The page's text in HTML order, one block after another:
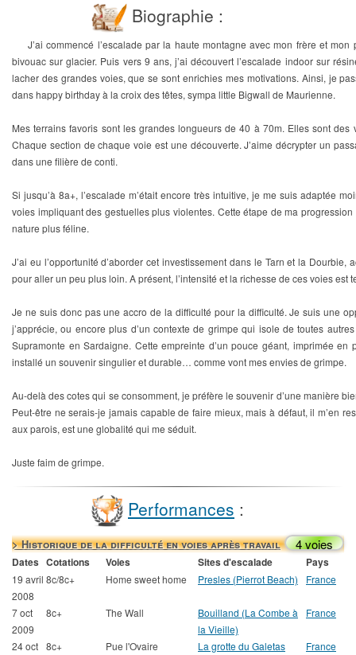
Biographie :
J’ai commencé l’escalade par la haute montagne avec mon frère et
bivouac sur glacier. Puis vers 9 ans, j’ai découvert l’escalade indoor sur
lacher des grandes voies, que se sont enrichies mes motivations. Ainsi, je
dans happy birthday à la croix des têtes, sympa little Bigwall de Maurienne.
Mes terrains favoris sont les grandes longueurs de 40 à 70m. Elles sont
Chaque section de chaque voie est une découverte. J’aime décrypter un
dans une filière de conti.
Si jusqu’à 8a+, l’escalade m’était encore très intuitive, je me suis adaptée
voies impliquant des gestuelles plus violentes. Cette étape de ma
nature plus féline.
J’ai eu l’opportunité d’aborder cet investissement dans le Tarn et la
pour aller un peu plus loin. A présent, l’intensité et la richesse de ces voies
Je ne suis donc pas une accro de la difficulté pour la difficulté. Je suis une
j’apprécie, ou encore plus d’un contexte de grimpe qui isole de toutes
Supramonte en Sardaigne. Cette empreinte d’un pouce géant, imprimée
installé un souvenir singulier et durable… comme vont mes envies de grimpe.
Au-delà des cotes qui se consomment, je préfère le souvenir d’une manière
Peut-être ne serais-je jamais capable de faire mieux, mais à défaut, il m’en
aux parois, est une globalité qui me séduit.
Juste faim de grimpe.
Performances :
> Historique de la difficulté en voies après travail 4 voies
Dates Cotations Voies Sites d'escalade Pays
19 avril
2008
8c/8c+ Home sweet home Presles (Pierrot Beach) France
7 oct
2009
8c+ The Wall
Bouilland (La Combe à
la Vieille)
France
24 oct 8c+ Pue l'Ovaire La grotte du Galetas France